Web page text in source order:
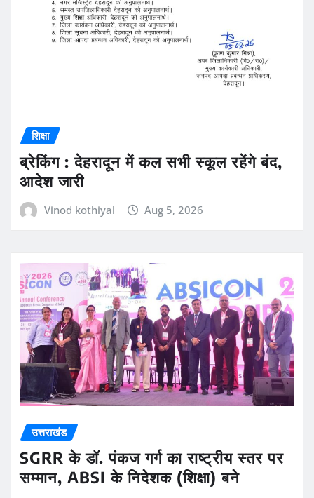
शिक्षा
ब्रेकिंग : देहरादून में कल सभी स्कूल रहेंगे बंद,
आदेश जारी
Vinod kothiyal Aug 5, 2026
उत्तराखंड
SGRR के डॉ. पंकज गर्ग का राष्ट्रीय स्तर पर
सम्मान, ABSI के निदेशक (शिक्षा) बने